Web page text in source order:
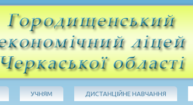
УЧНЯМ ДИСТАНЦІЙНЕ НАВЧАННЯ